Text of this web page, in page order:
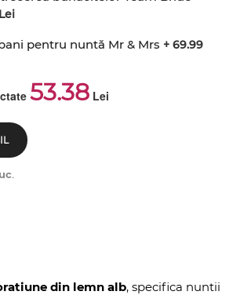
pentru nuntă Mr & Mrs + 69.99
53.38 Lei
.
din lemn alb, specifica nuntii